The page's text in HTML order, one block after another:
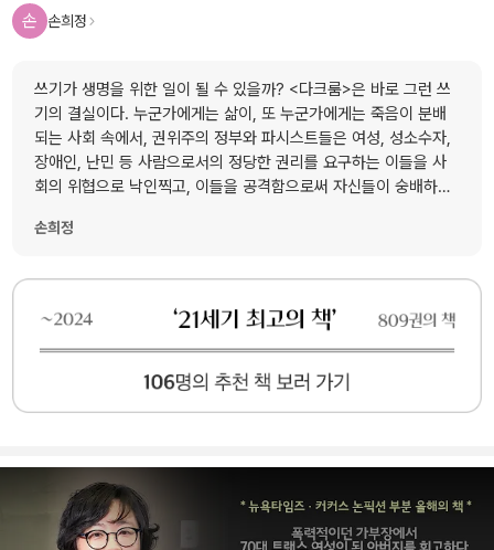
손 손희정
쓰기가 생명을 위한 일이 될 수 있을까? <다크룸>은 바로 그런 쓰
기의 결실이다. 누군가에게는 삶이, 또 누군가에게는 죽음이 분배
되는 사회 속에서, 권위주의 정부와 파시스트들은 여성, 성소수자,
장애인, 난민 등 사람으로서의 정당한 권리를 요구하는 이들을 사
회의 위협으로 낙인찍고, 이들을 공격함으로써 자신들이 숭배하는
아버지의 삶을 집요한 취재로 기록한 <다크룸>은 성차별, 인종주
전기다. 동시에, 권력이 ‘이미 죽은 것’으로 취급하는 모든 작고 찬
란한 정체성들에 바치는 아름다운 헌사이기도 하다.
손희정